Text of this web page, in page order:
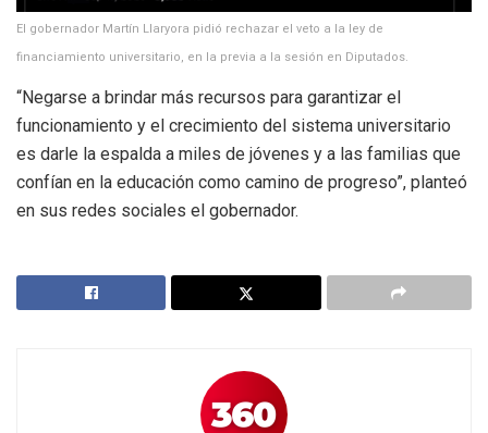
El gobernador Martín Llaryora pidió rechazar el veto a la ley de
financiamiento universitario, en la previa a la sesión en Diputados.
“Negarse a brindar más recursos para garantizar el
funcionamiento y el crecimiento del sistema universitario
es darle la espalda a miles de jóvenes y a las familias que
confían en la educación como camino de progreso”, planteó
en sus redes sociales el gobernador.